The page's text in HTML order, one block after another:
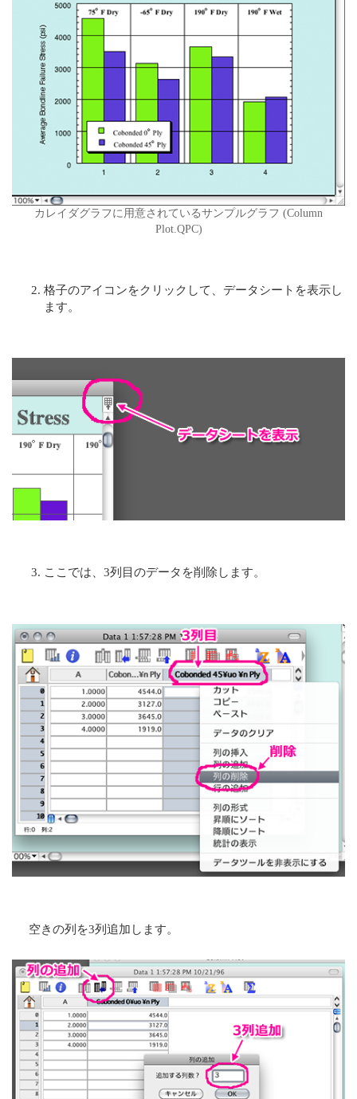
カレイダグラフに用意されているサンプルグラフ (Column
Plot.QPC)
格子のアイコンをクリックして、データシートを表示し
ます。
ここでは、3列目のデータを削除します。
空きの列を3列追加します。